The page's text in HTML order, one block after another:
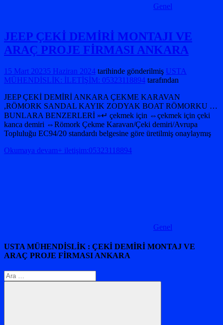
Genel
JEEP ÇEKİ DEMİRİ MONTAJI VE
ARAÇ PROJE FİRMASI ANKARA
15 Mart 20235 Haziran 2024 tarihinde gönderilmiş USTA
MÜHENDİSLİK: İLETİŞİM: 05323118894 tarafından
JEEP ÇEKİ DEMİRİ ANKARA ÇEKME KARAVAN
,RÖMORK SANDAL KAYIK ZODYAK BOAT RÖMORKU …
BUNLARA BENZERLERİ »↵ çekmek için ⇔çekmek için çeki
kanca demiri ⇔Römork Çekme Karavan/Çeki demiri/Avrupa
Topluluğu EC94/20 standardı belgesine göre üretilmiş onaylaymış
Okumaya devam+ iletişim:05323118894
Genel
USTA MÜHENDİSLİK : ÇEKİ DEMİRİ MONTAJ VE
ARAÇ PROJE FİRMASI ANKARA
Arama: